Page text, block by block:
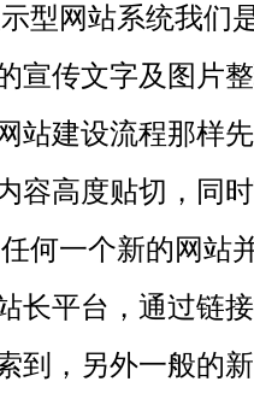
型网站系统我们
宣传文字及图片
站建设流程那样
容高度贴切，同
何一个新的网站
长平台，通过链
到，另外一般的